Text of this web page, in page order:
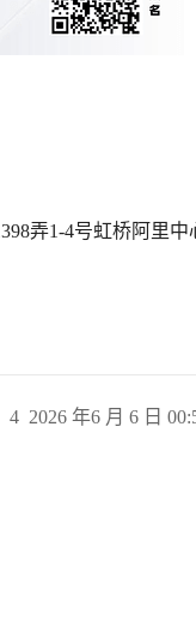
弄1-4号虹桥阿里中
2026 年6 月 6 日
4